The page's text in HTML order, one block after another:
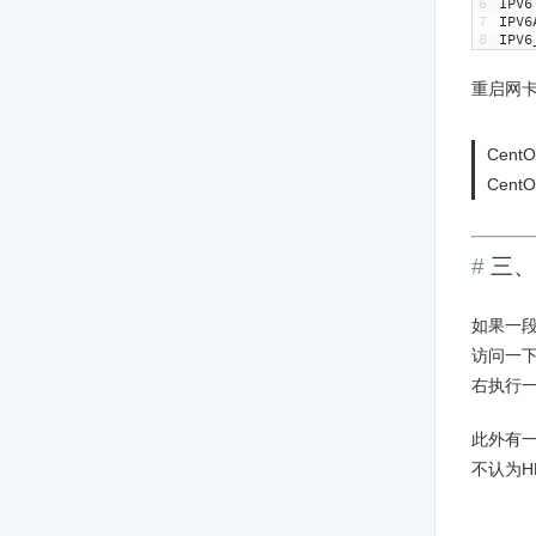
7
8
重启网
三
如果一
访问一
右执行
此外有
不认为